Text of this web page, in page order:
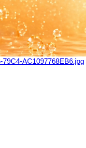
pomáha zmierňovať
podráždenia. Pleť získava
zdravý, žiarivý
efekt.
Viac informácií